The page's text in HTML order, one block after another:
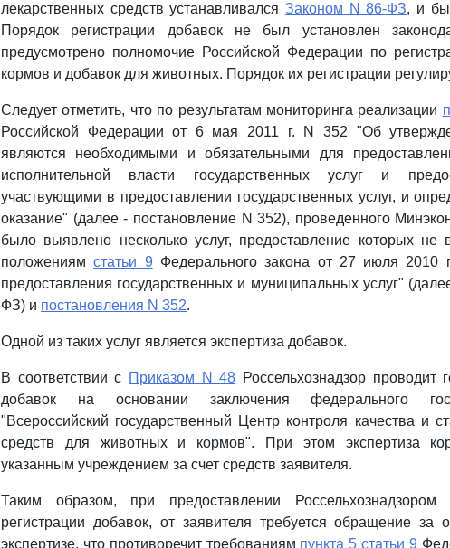
лекарственных средств устанавливался Законом N 86-ФЗ, и
Порядок регистрации добавок не был установлен
предусмотрено полномочие Российской Федерации по
кормов и добавок для животных. Порядок их регистрации
Следует отметить, что по результатам мониторинга реализации
Российской Федерации от 6 мая 2011 г. N 352 "Об
являются необходимыми и обязательными для
исполнительной власти государственных услуг и
участвующими в предоставлении государственных услуг, и
оказание" (далее - постановление N 352), проведенного
было выявлено несколько услуг, предоставление которых не
положениямстатьи 9 Федерального закона от 27 июля 2010
предоставления государственных и муниципальных услуг"
ФЗ) и постановления N 352.
Одной из таких услуг является экспертиза добавок.
В соответствии с Приказом N 48 Россельхознадзор проводит
добавок на основании заключения федерального
"Всероссийский государственный Центр контроля качества и
средств для животных и кормов". При этом экспертиза
указанным учреждением за счет средств заявителя.
Таким образом, при предоставлении Россельхознадзором
регистрации добавок, от заявителя требуется обращение за
экспертизе, что противоречит требованиям пункта 5 статьи 9